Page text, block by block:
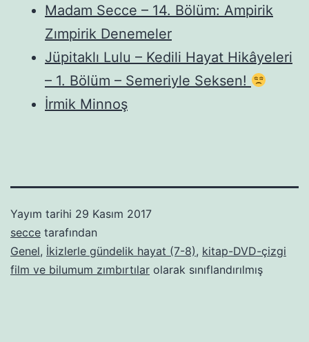
Madam Secce – 14. Bölüm: Ampirik
Zımpirik Denemeler
Jüpitaklı Lulu – Kedili Hayat Hikâyeleri
– 1. Bölüm – Semeriyle Seksen!
İrmik Minnoş
Yayım tarihi 29 Kasım 2017
secce tarafından
Genel, İkizlerle gündelik hayat (7-8), kitap-DVD-çizgi
film ve bilumum zımbırtılar olarak sınıflandırılmış